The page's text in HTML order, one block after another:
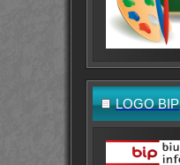
LOGO BIP